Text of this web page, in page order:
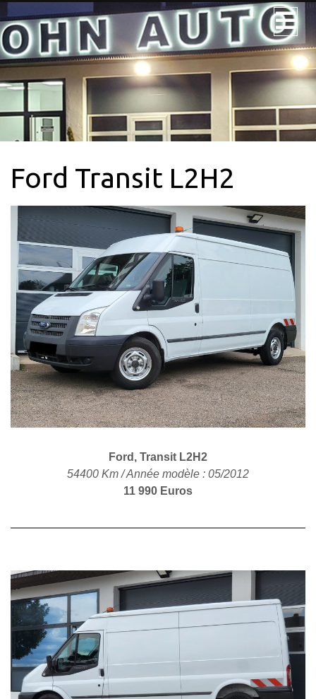
JOHN AUTO
NOS VÉHICULES
NOS UTILITAIRES
VÉHICULE 9PL.
LOCATION
CONTACTEZ-
NOUS + SERVICE
CARTE GRISE
QUI SOMMES-
NOUS?
POLITIQUE DE
CONFIDENTIALITÉ
Ford Transit L2H2
Ford, Transit L2H2
54400 Km / Année modèle : 05/2012
11 990 Euros